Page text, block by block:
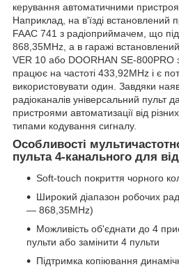
керування автоматичними
Наприклад, на в'їзді встановлений
FAAC 741 з радіоприймачем, що
868,35MHz, а в гаражі
VER 10 або DOORHAN SE-800PRO
працює на частоті 433,92MHz і є
використовувати один. Завдяки
радіоканалів універсальний пульт
пристроями автоматизації від
типами кодування сигналу.
Особливості
пульта 4-канального для
Soft-touch покриття чорного
Широкий діапазон робочих
— 868,35MHz)
Можливість об'єднати до 4
пульти або замінити 4 пульти
Підтримка копіювання